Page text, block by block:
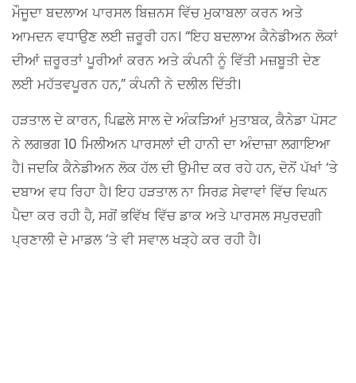
ਮੌਜੂਦਾ ਬਦਲਾਅ ਪਾਰਸਲ ਬਿਜ਼ਨਸ ਵਿੱਚ ਮੁਕਾਬਲਾ ਕਰਨ ਅਤੇ
ਆਮਦਨ ਵਧਾਉਣ ਲਈ ਜ਼ਰੂਰੀ ਹਨ। “ਇਹ ਬਦਲਾਅ ਕੈਨੇਡੀਅਨ ਲੋਕਾਂ
ਦੀਆਂ ਜ਼ਰੂਰਤਾਂ ਪੂਰੀਆਂ ਕਰਨ ਅਤੇ ਕੰਪਨੀ ਨੂੰ ਵਿੱਤੀ ਮਜ਼ਬੂਤੀ ਦੇਣ
ਲਈ ਮਹੱਤਵਪੂਰਨ ਹਨ,” ਕੰਪਨੀ ਨੇ ਦਲੀਲ ਦਿੱਤੀ।
ਹੜਤਾਲ ਦੇ ਕਾਰਨ, ਪਿਛਲੇ ਸਾਲ ਦੇ ਅੰਕੜਿਆਂ ਮੁਤਾਬਕ, ਕੈਨੇਡਾ ਪੋਸਟ
ਨੇ ਲਗਭਗ 10 ਮਿਲੀਅਨ ਪਾਰਸਲਾਂ ਦੀ ਹਾਨੀ ਦਾ ਅੰਦਾਜ਼ਾ ਲਗਾਇਆ
ਹੈ। ਜਦਕਿ ਕੈਨੇਡੀਅਨ ਲੋਕ ਹੱਲ ਦੀ ਉਮੀਦ ਕਰ ਰਹੇ ਹਨ, ਦੋਨੋਂ ਪੱਖਾਂ ‘ਤੇ
ਦਬਾਅ ਵਧ ਰਿਹਾ ਹੈ। ਇਹ ਹੜਤਾਲ ਨਾ ਸਿਰਫ਼ ਸੇਵਾਵਾਂ ਵਿੱਚ ਵਿਘਨ
ਪੈਦਾ ਕਰ ਰਹੀ ਹੈ, ਸਗੋਂ ਭਵਿੱਖ ਵਿੱਚ ਡਾਕ ਅਤੇ ਪਾਰਸਲ ਸਪੁਰਦਗੀ
ਪ੍ਰਣਾਲੀ ਦੇ ਮਾਡਲ ‘ਤੇ ਵੀ ਸਵਾਲ ਖੜ੍ਹੇ ਕਰ ਰਹੀ ਹੈ।